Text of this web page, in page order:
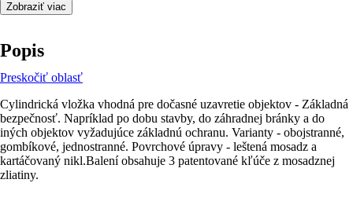
Zobraziť viac
Popis
Preskočiť oblasť
Cylindrická vložka vhodná pre dočasné uzavretie objektov - Základná
bezpečnosť. Napríklad po dobu stavby, do záhradnej bránky a do
iných objektov vyžadujúce základnú ochranu. Varianty - obojstranné,
gombíkové, jednostranné. Povrchové úpravy - leštená mosadz a
kartáčovaný nikl.Balení obsahuje 3 patentované kľúče z mosadznej
zliatiny.